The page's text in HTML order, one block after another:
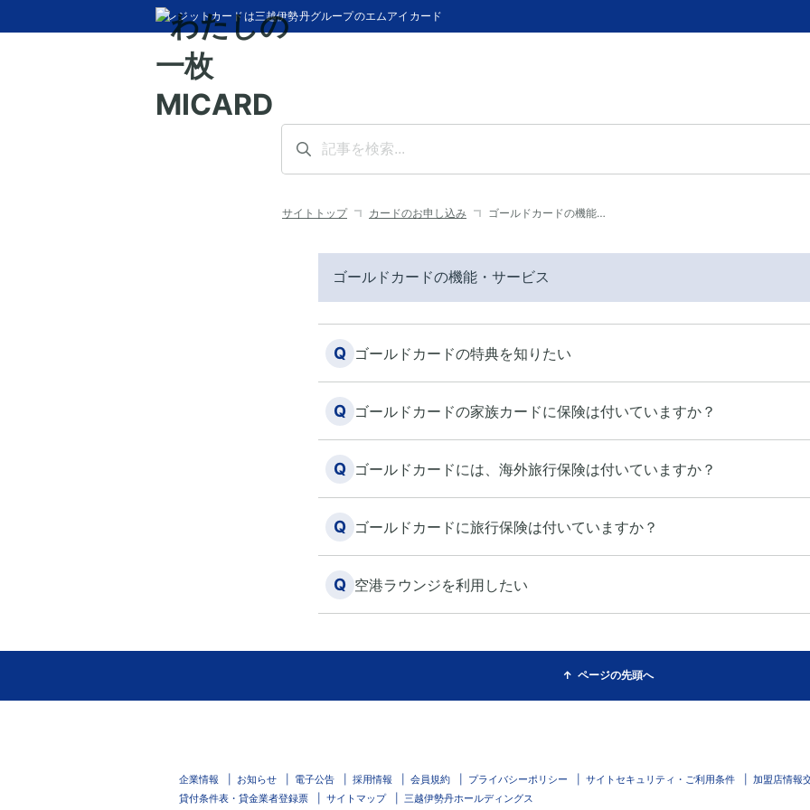
クレジットカードは三越伊勢丹グループのエムアイカード
サイトトップ カードのお申し込み ゴールドカードの機能…
ゴールドカードの機能・サービス
Q ゴールドカードの特典を知りたい
Q ゴールドカードの家族カードに保険は付いていますか？
Q ゴールドカードには、海外旅行保険は付いていますか？
Q ゴールドカードに旅行保険は付いていますか？
Q 空港ラウンジを利用したい
ページの先頭へ
企業情報 お知らせ 電子公告 採用情報 会員規約 プライバシーポリシー サイトセキュリティ・ご利用条件
加盟店情報
貸付条件表・貸金業者登録票
サイトマップ 三越伊勢丹ホールディングス